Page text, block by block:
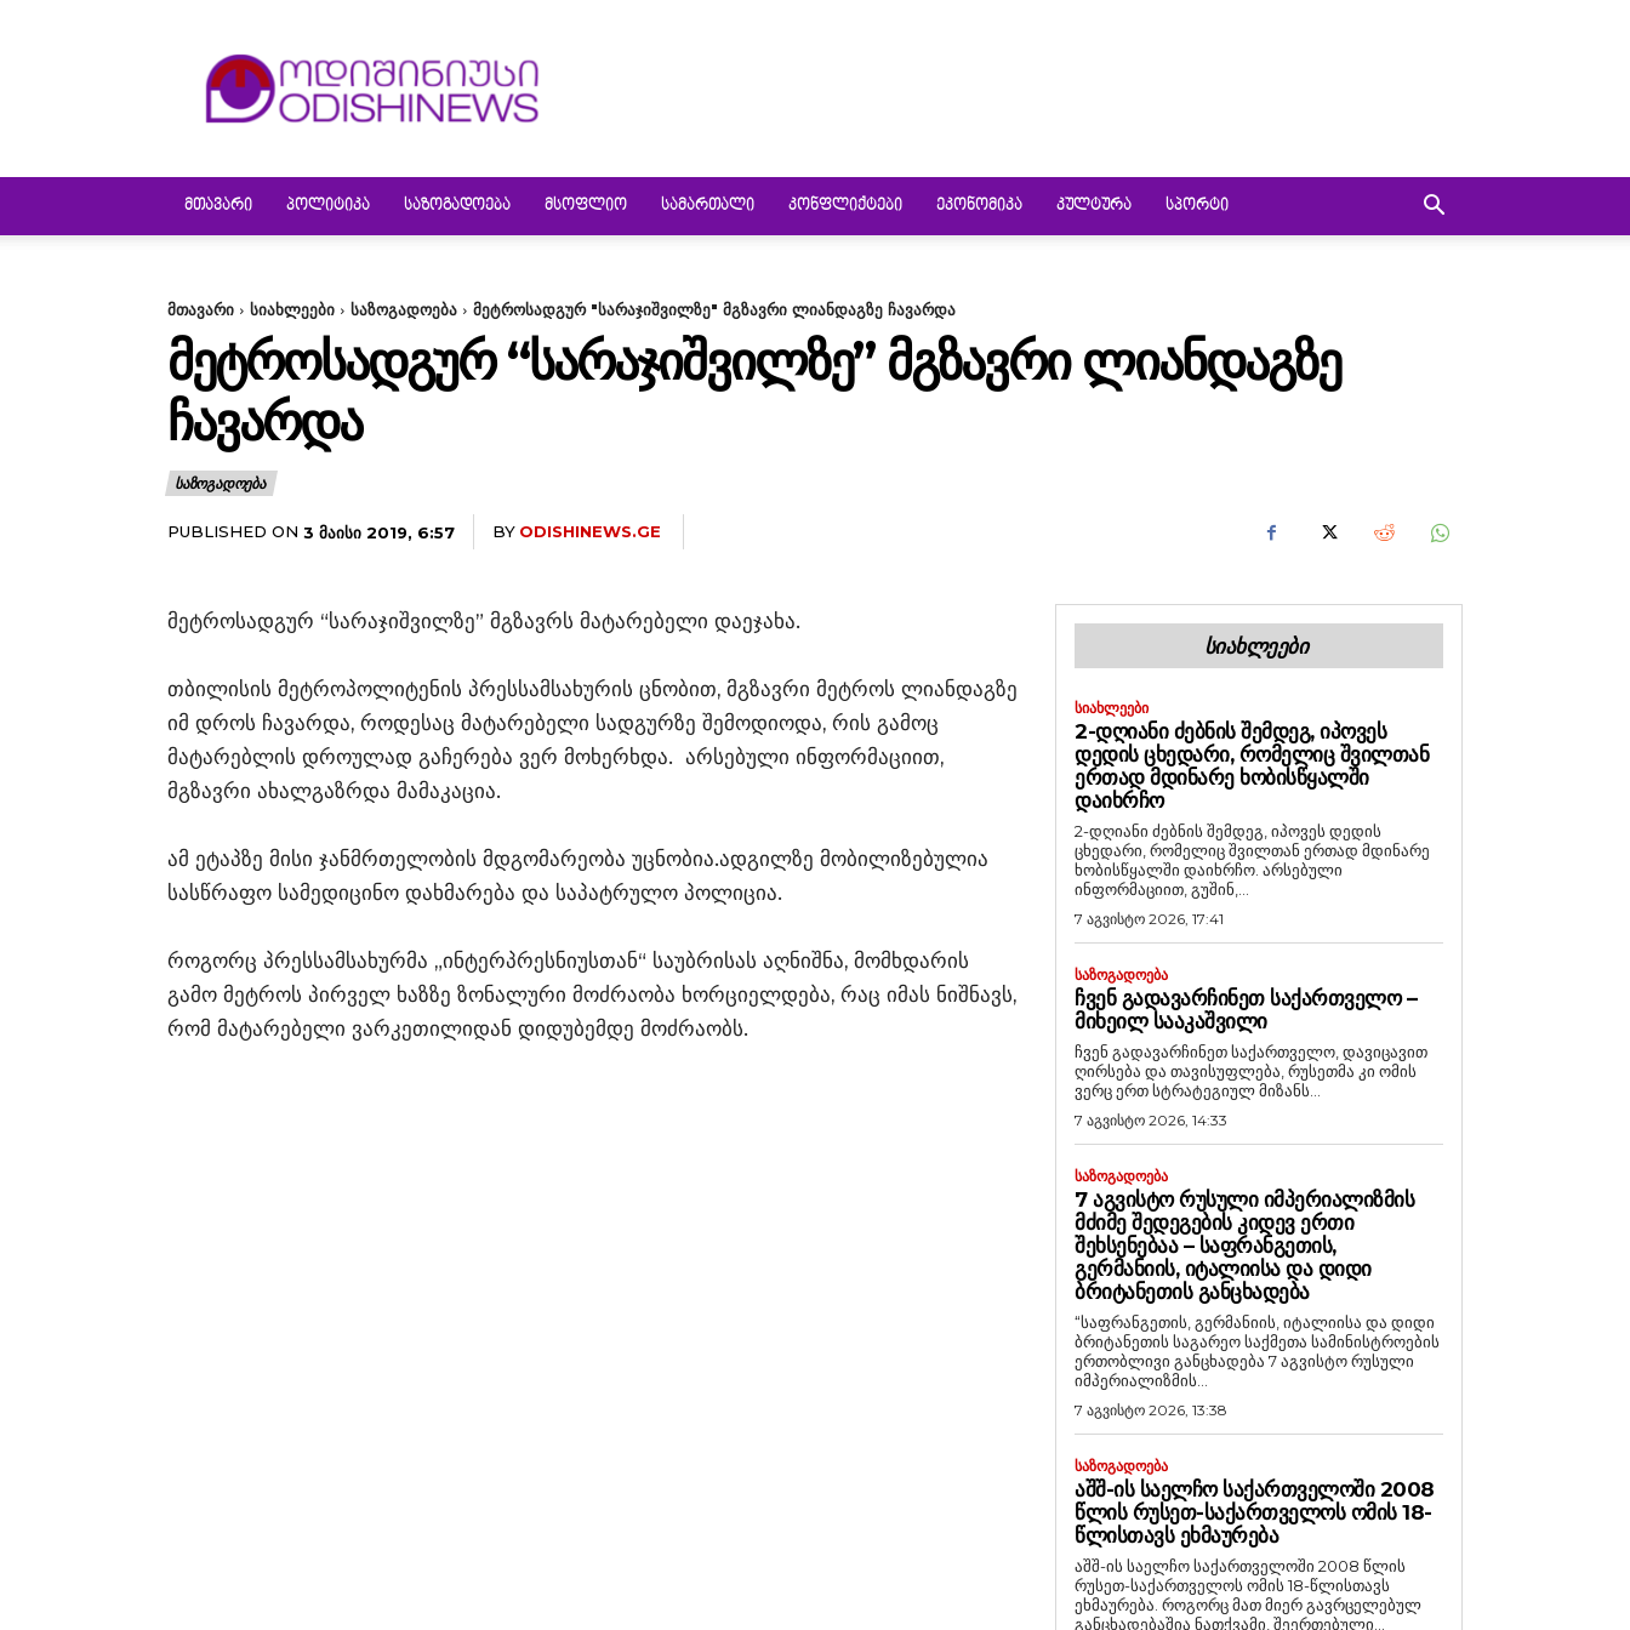
ᲛᲗᲐᲕᲐᲠᲘ ᲞᲝᲚᲘᲢᲘᲙᲐ ᲡᲐᲖᲝᲒᲐᲓᲝᲔᲑᲐ ᲛᲡᲝᲤᲚᲘᲝ ᲡᲐᲛᲐᲠᲗᲐᲚᲘ ᲙᲝᲜᲤᲚᲘᲥᲢᲔᲑᲘ ᲔᲙᲝᲜᲝᲛᲘᲙᲐ ᲙᲣᲚᲢᲣᲠᲐ ᲡᲞᲝᲠᲢᲘ
მთავარი სიახლეები საზოგადოება მეტროსადგურ "სარაჯიშვილზე" მგზავრი ლიანდაგზე ჩავარდა
ᲛᲔᲢᲠᲝᲡᲐᲓᲒᲣᲠ “ᲡᲐᲠᲐᲯᲘᲨᲕᲘᲚᲖᲔ” ᲛᲒᲖᲐᲕᲠᲘ ᲚᲘᲐᲜᲓᲐᲒᲖᲔ
ᲩᲐᲕᲐᲠᲓᲐ
ᲡᲐᲖᲝᲒᲐᲓᲝᲔᲑᲐ
PUBLISHED ON 3 ᲛᲐᲘᲡᲘ 2019, 6:57 BY ODISHINEWS.GE
მეტროსადგურ “სარაჯიშვილზე” მგზავრს მატარებელი დაეჯახა.
თბილისის მეტროპოლიტენის პრესსამსახურის ცნობით, მგზავრი მეტროს ლიანდაგზე
იმ დროს ჩავარდა, როდესაც მატარებელი სადგურზე შემოდიოდა, რის გამოც
მატარებლის დროულად გაჩერება ვერ მოხერხდა. არსებული ინფორმაციით,
მგზავრი ახალგაზრდა მამაკაცია.
ამ ეტაპზე მისი ჯანმრთელობის მდგომარეობა უცნობია.ადგილზე მობილიზებულია
სასწრაფო სამედიცინო დახმარება და საპატრულო პოლიცია.
როგორც პრესსამსახურმა „ინტერპრესნიუსთან“ საუბრისას აღნიშნა, მომხდარის
გამო მეტროს პირველ ხაზზე ზონალური მოძრაობა ხორციელდება, რაც იმას ნიშნავს,
რომ მატარებელი ვარკეთილიდან დიდუბემდე მოძრაობს.
ᲡᲘᲐᲮᲚᲔᲔᲑᲘ
ᲡᲘᲐᲮᲚᲔᲔᲑᲘ
2-ᲓᲦᲘᲐᲜᲘ ᲫᲔᲑᲜᲘᲡ ᲨᲔᲛᲓᲔᲒ, ᲘᲞᲝᲕᲔᲡ
ᲓᲔᲓᲘᲡ ᲪᲮᲔᲓᲐᲠᲘ, ᲠᲝᲛᲔᲚᲘᲪ ᲨᲕᲘᲚᲗᲐᲜ
ᲔᲠᲗᲐᲓ ᲛᲓᲘᲜᲐᲠᲔ ᲮᲝᲑᲘᲡᲬᲧᲐᲚᲨᲘ
ᲓᲐᲘᲮᲠᲩᲝ
2-დღიანი ძებნის შემდეგ, იპოვეს დედის
ცხედარი, რომელიც შვილთან ერთად მდინარე
ხობისწყალში დაიხრჩო. არსებული
ინფორმაციით, გუშინ,...
7 აგვისტო 2026, 17:41
ᲡᲐᲖᲝᲒᲐᲓᲝᲔᲑᲐ
ᲩᲕᲔᲜ ᲒᲐᲓᲐᲕᲐᲠᲩᲘᲜᲔᲗ ᲡᲐᲥᲐᲠᲗᲕᲔᲚᲝ –
ᲛᲘᲮᲔᲘᲚ ᲡᲐᲐᲙᲐᲨᲕᲘᲚᲘ
ჩვენ გადავარჩინეთ საქართველო, დავიცავით
ღირსება და თავისუფლება, რუსეთმა კი ომის
ვერც ერთ სტრატეგიულ მიზანს...
7 აგვისტო 2026, 14:33
ᲡᲐᲖᲝᲒᲐᲓᲝᲔᲑᲐ
7 ᲐᲒᲕᲘᲡᲢᲝ ᲠᲣᲡᲣᲚᲘ ᲘᲛᲞᲔᲠᲘᲐᲚᲘᲖᲛᲘᲡ
ᲛᲫᲘᲛᲔ ᲨᲔᲓᲔᲒᲔᲑᲘᲡ ᲙᲘᲓᲔᲕ ᲔᲠᲗᲘ
ᲨᲔᲮᲡᲔᲜᲔᲑᲐᲐ – ᲡᲐᲤᲠᲐᲜᲒᲔᲗᲘᲡ,
ᲒᲔᲠᲛᲐᲜᲘᲘᲡ, ᲘᲢᲐᲚᲘᲘᲡᲐ ᲓᲐ ᲓᲘᲓᲘ
ᲑᲠᲘᲢᲐᲜᲔᲗᲘᲡ ᲒᲐᲜᲪᲮᲐᲓᲔᲑᲐ
“საფრანგეთის, გერმანიის, იტალიისა და დიდი
ბრიტანეთის საგარეო საქმეთა სამინისტროების
ერთობლივი განცხადება 7 აგვისტო რუსული
იმპერიალიზმის...
7 აგვისტო 2026, 13:38
ᲡᲐᲖᲝᲒᲐᲓᲝᲔᲑᲐ
ᲐᲨᲨ-ᲘᲡ ᲡᲐᲔᲚᲩᲝ ᲡᲐᲥᲐᲠᲗᲕᲔᲚᲝᲨᲘ 2008
ᲬᲚᲘᲡ ᲠᲣᲡᲔᲗ-ᲡᲐᲥᲐᲠᲗᲕᲔᲚᲝᲡ ᲝᲛᲘᲡ 18-
ᲬᲚᲘᲡᲗᲐᲕᲡ ᲔᲮᲛᲐᲣᲠᲔᲑᲐ
აშშ-ის საელჩო საქართველოში 2008 წლის
რუსეთ-საქართველოს ომის 18-წლისთავს
ეხმაურება. როგორც მათ მიერ გავრცელებულ
განცხადებაშია ნათქვამი, შეერთებული...